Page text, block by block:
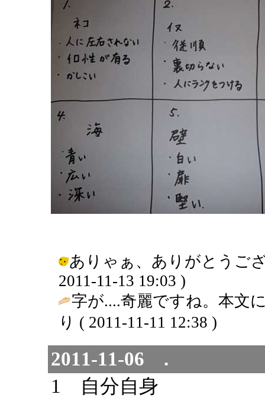
ありゃぁ、ありがとうご
2011-11-13 19:03 )
字が....奇麗ですね。本文
り ( 2011-11-11 12:38 )
2011-11-06 .
1 自分自身